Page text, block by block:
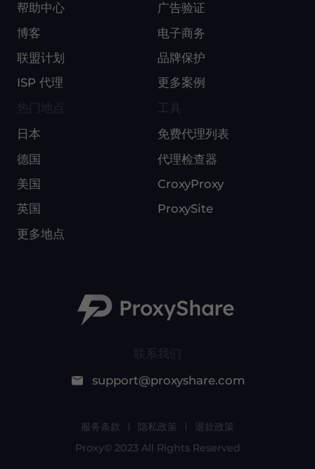
联系我们
support@proxyshare.com
帮助中心
博客
联盟计划
ISP 代理
广告验证
电子商务
品牌保护
更多案例
日本
德国
美国
英国
更多地点
免费代理列表
代理检查器
CroxyProxy
ProxySite
服务条款 隐私政策
退款政策
Proxy© 2023 All Rights Reserved